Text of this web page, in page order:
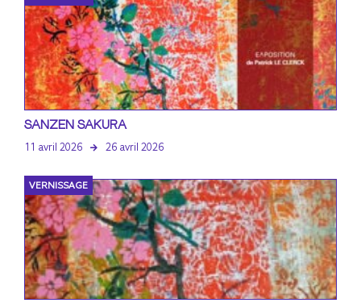
SANZEN SAKURA
11 avril 2026 26 avril 2026
VERNISSAGE